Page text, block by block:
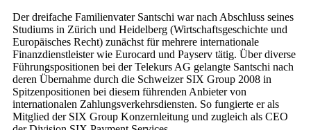
Der dreifache Familienvater Santschi war nach Abschluss seines
Studiums in Zürich und Heidelberg (Wirtschaftsgeschichte und
Europäisches Recht) zunächst für mehrere internationale
Finanzdienstleister wie Eurocard und Payserv tätig. Über diverse
Führungspositionen bei der Telekurs AG gelangte Santschi nach
deren Übernahme durch die Schweizer SIX Group 2008 in
Spitzenpositionen bei diesem führenden Anbieter von
internationalen Zahlungsverkehrsdiensten. So fungierte er als
Mitglied der SIX Group Konzernleitung und zugleich als CEO